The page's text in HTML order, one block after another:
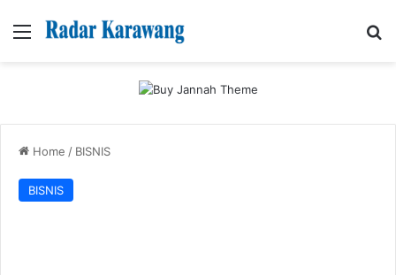
Menu
Home / BISNIS
BISNIS